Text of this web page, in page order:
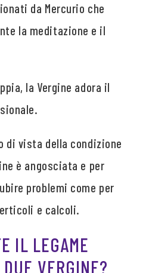
da Mercurio che
la meditazione e il
la Vergine adora il
di vista della condizione
è angosciata e per
problemi come per
e calcoli.
IL LEGAME
VERGINE?